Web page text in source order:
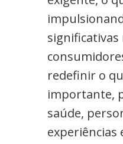
significativas
redefinir o
importante,
saúde,
experiências